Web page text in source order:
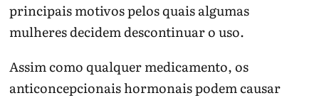
principais motivos pelos quais algumas
mulheres decidem descontinuar o uso.
Assim como qualquer medicamento, os
anticoncepcionais hormonais podem causar